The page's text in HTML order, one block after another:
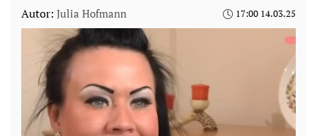
Autor: Julia Hofmann 17:00 14.03.25